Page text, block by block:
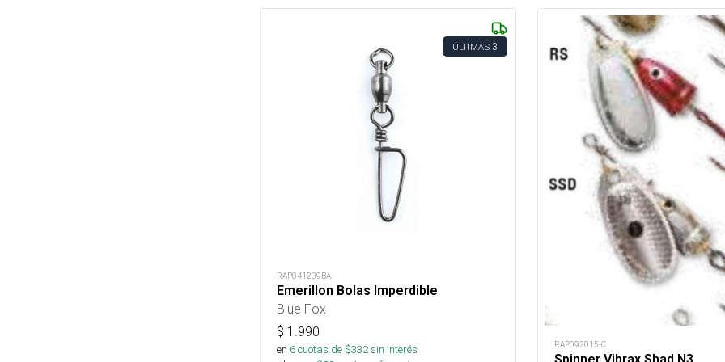
ÚLTIMAS 3
RAP041209BA
Emerillon Bolas Imperdible
Blue Fox
$ 1.990
en 6cuotas de $332sin interés
RAP092015-C